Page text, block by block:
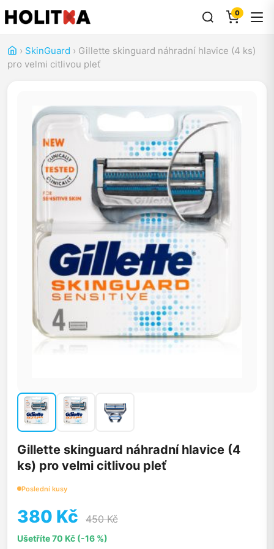
0
› SkinGuard › Gillette skinguard náhradní hlavice (4 ks)
pro velmi citlivou pleť
Gillette skinguard náhradní hlavice (4
ks) pro velmi citlivou pleť
Poslední kusy
380 Kč 450 Kč
Ušetříte 70 Kč (-16 %)